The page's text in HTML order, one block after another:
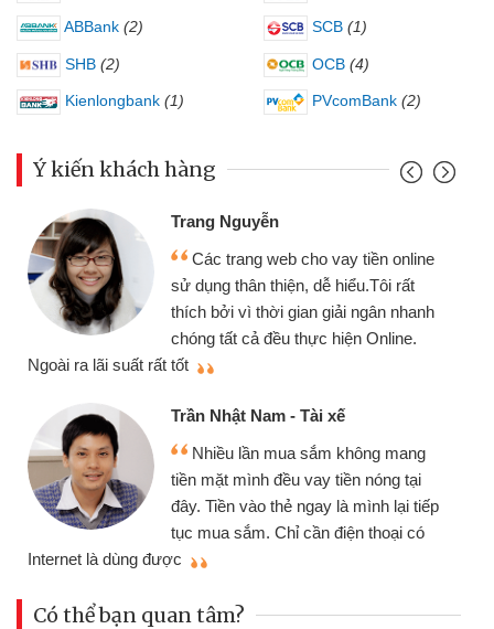
ABBank (2) SCB (1)
SHB (2) OCB (4)
Kienlongbank (1) PVcomBank (2)
Ý kiến khách hàng
Trang Nguyễn
Các trang web cho vay tiền online
sử dụng thân thiện, dễ hiểu.Tôi rất
thích bởi vì thời gian giải ngân nhanh
chóng tất cả đều thực hiện Online.
Ngoài ra lãi suất rất tốt
Trần Nhật Nam - Tài xế
Nhiều lần mua sắm không mang
tiền mặt mình đều vay tiền nóng tại
đây. Tiền vào thẻ ngay là mình lại tiếp
tục mua sắm. Chỉ cần điện thoại có
Internet là dùng được
Có thể bạn quan tâm?